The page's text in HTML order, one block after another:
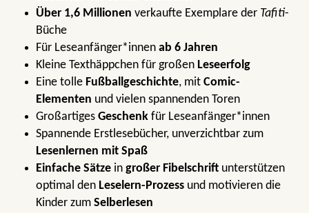
Über 1,6 Millionen verkaufte Exemplare der Tafiti-
Büche
Für Leseanfänger*innen ab 6 Jahren
Kleine Texthäppchen für großen Leseerfolg
Eine tolle Fußballgeschichte, mit Comic-
Elementen und vielen spannenden Toren
Großartiges Geschenk für Leseanfänger*innen
Spannende Erstlesebücher, unverzichtbar zum
Lesenlernen mit Spaß
Einfache Sätze in großer Fibelschrift unterstützen
optimal den Leselern-Prozess und motivieren die
Kinder zum Selberlesen